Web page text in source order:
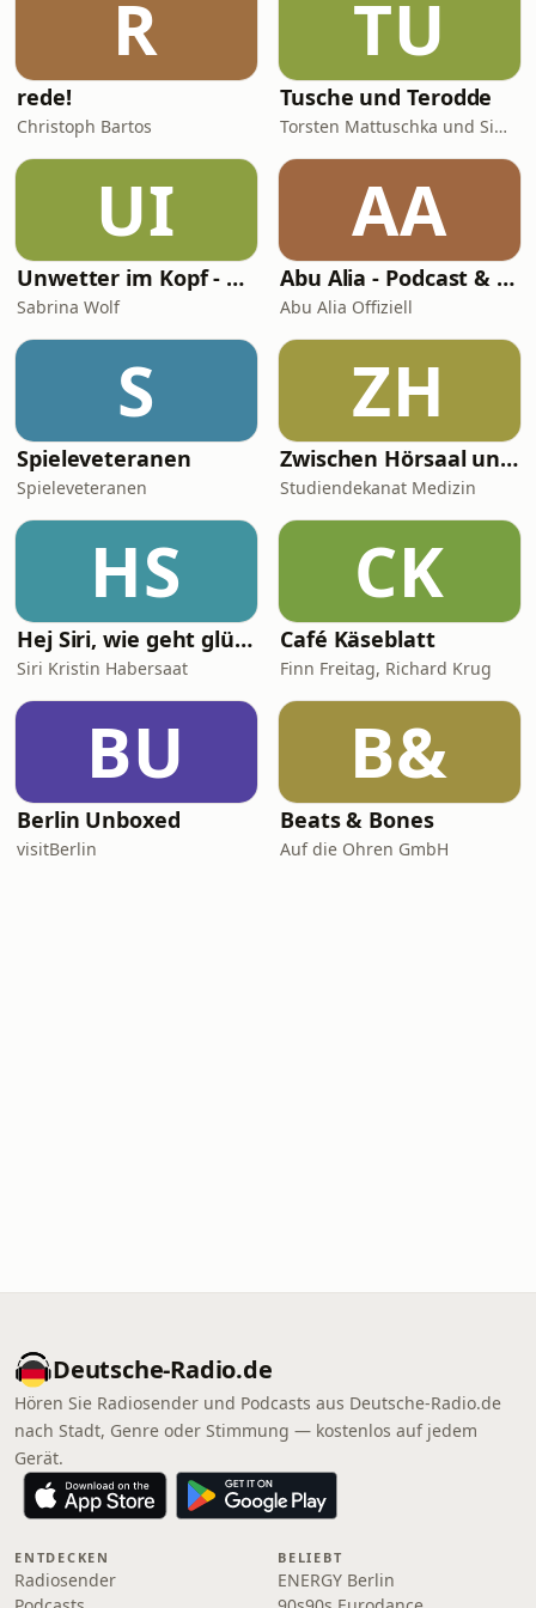
R
rede!
Christoph Bartos
TU
Tusche und Terodde
Torsten Mattuschka und Simon Terodde
UI
Unwetter im Kopf - Der Migräne Podcast
Sabrina Wolf
AA
Abu Alia - Podcast & Hörreisen
Abu Alia Offiziell
S
Spieleveteranen
Spieleveteranen
ZH
Zwischen Hörsaal und OP – Digitale Lehre in der Medizin
Studiendekanat Medizin
HS
Hej Siri, wie geht glücklich sein?
Siri Kristin Habersaat
CK
Café Käseblatt
Finn Freitag, Richard Krug
BU
Berlin Unboxed
visitBerlin
B&
Beats & Bones
Auf die Ohren GmbH
Deutsche-Radio.de
Hören Sie Radiosender und Podcasts aus Deutsche-Radio.de
nach Stadt, Genre oder Stimmung — kostenlos auf jedem
Gerät.
ENTDECKEN
Radiosender
BELIEBT
ENERGY Berlin